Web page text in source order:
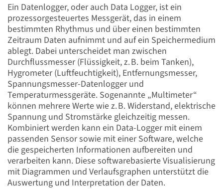
Ein Datenlogger, oder auch Data Logger, ist ein
prozessorgesteuertes Messgerät, das in einem
bestimmten Rhythmus und über einen bestimmten
Zeitraum Daten aufnimmt und auf ein Speichermedium
ablegt. Dabei unterscheidet man zwischen
Durchflussmesser (Flüssigkeit, z. B. beim Tanken),
Hygrometer (Luftfeuchtigkeit), Entfernungsmesser,
Spannungsmesser-Datenlogger und
Temperaturmessgeräte. Sogenannte „Multimeter“
können mehrere Werte wie z. B. Widerstand, elektrische
Spannung und Stromstärke gleichzeitig messen.
Kombiniert werden kann ein Data-Logger mit einem
passenden Sensor sowie mit einer Software, welche
die gespeicherten Informationen aufbereiten und
verarbeiten kann. Diese softwarebasierte Visualisierung
mit Diagrammen und Verlaufsgraphen unterstützt die
Auswertung und Interpretation der Daten.